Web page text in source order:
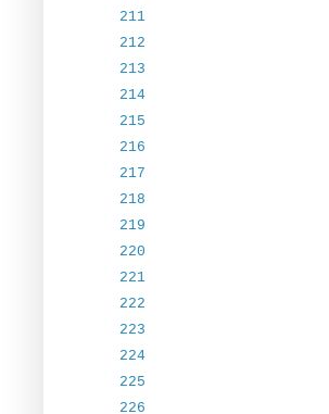
211
212
213
214
215
216
217
218
219
220
221
222
223
224
225
226